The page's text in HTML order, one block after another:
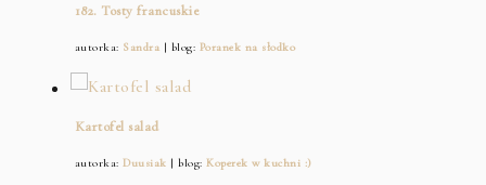
182. Tosty francuskie
autorka: Sandra | blog: Poranek na słodko
Kartofel salad
autorka:Duusiak | blog:Koperek w kuchni :)